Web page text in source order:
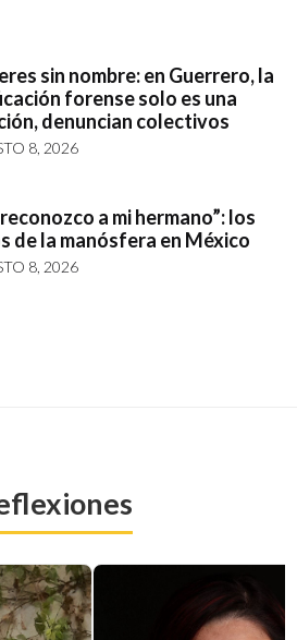
sin nombre: en Guerrero, la
forense solo es una
denuncian colectivos
8, 2026
reconozco a mi hermano”: los
de la manósfera en México
8, 2026